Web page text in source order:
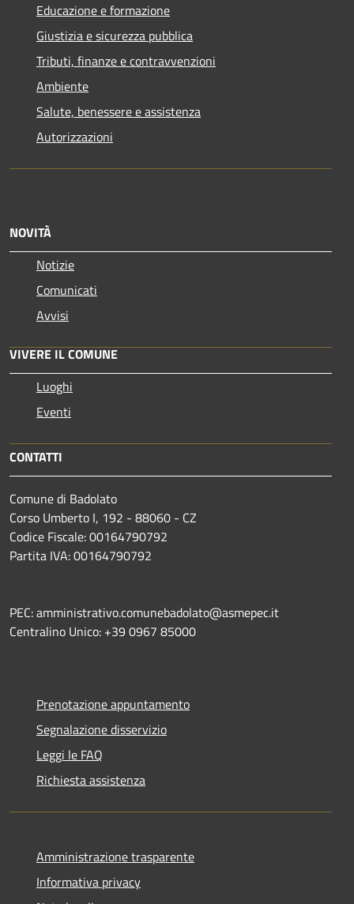
Educazione e formazione
Giustizia e sicurezza pubblica
Tributi, finanze e contravvenzioni
Ambiente
Salute, benessere e assistenza
Autorizzazioni
NOVITÀ
Notizie
Comunicati
Avvisi
VIVERE IL COMUNE
Luoghi
Eventi
CONTATTI
Comune di Badolato
Corso Umberto I, 192 - 88060 - CZ
Codice Fiscale: 00164790792
Partita IVA: 00164790792
PEC: amministrativo.comunebadolato@asmepec.it
Centralino Unico: +39 0967 85000
Prenotazione appuntamento
Segnalazione disservizio
Leggi le FAQ
Richiesta assistenza
Amministrazione trasparente
Informativa privacy